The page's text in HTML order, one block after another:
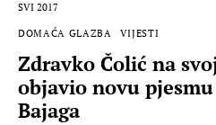
SVI 2017
DOMAĆA GLAZBA VIJESTI
Zdravko Čolić na
objavio novu
Bajaga